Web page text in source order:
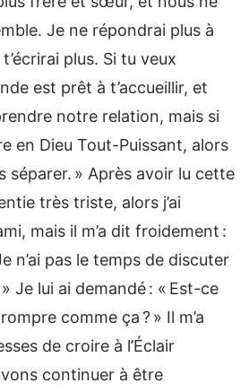
Je ne répondrai plus à
plus. Si tu veux
est prêt à t’accueillir, et
notre relation, mais si
en Dieu Tout-Puissant, alors
séparer. » Après avoir lu cette
très triste, alors j’ai
mais il m’a dit froidement :
n’ai pas le temps de discuter
Je lui ai demandé : « Est-ce
comme ça ? » Il m’a
de croire à l’Éclair
continuer à être